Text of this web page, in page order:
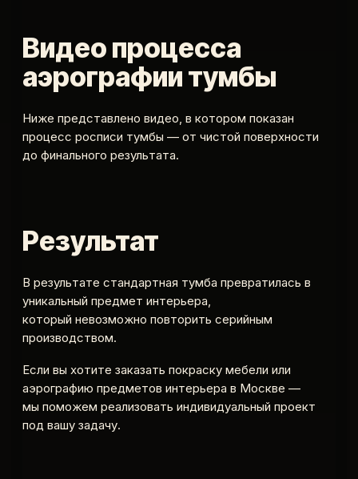
Видео процесса
аэрографии тумбы
Ниже представлено видео, в котором показан
процесс росписи тумбы — от чистой поверхности
до финального результата.
Результат
В результате стандартная тумба превратилась в
уникальный предмет интерьера,
который невозможно повторить серийным
производством.
Если вы хотите заказать покраску мебели или
аэрографию предметов интерьера в Москве —
мы поможем реализовать индивидуальный проект
под вашу задачу.